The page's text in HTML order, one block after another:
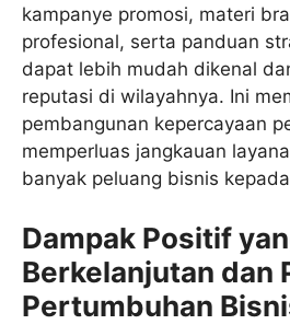
kampanye promosi, materi
profesional, serta panduan
dapat lebih mudah dikenal
reputasi di wilayahnya. Ini
pembangunan kepercayaan
memperluas jangkauan
banyak peluang bisnis
Dampak Positif
Berkelanjutan dan
Pertumbuhan